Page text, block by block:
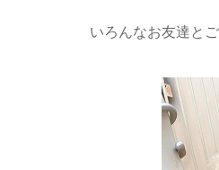
いろんなお友達と